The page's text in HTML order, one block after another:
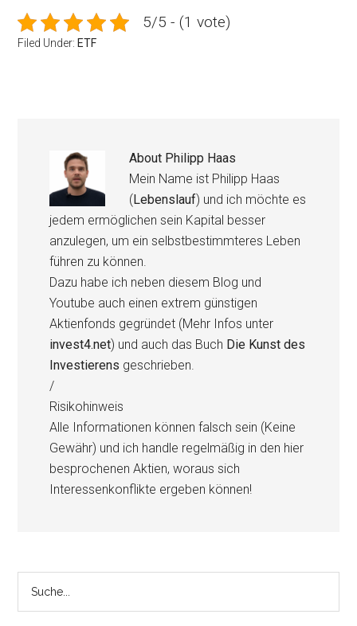
5/5 - (1 vote)
Filed Under: ETF
About Philipp Haas
Mein Name ist Philipp Haas
(Lebenslauf) und ich möchte es
jedem ermöglichen sein Kapital besser
anzulegen, um ein selbstbestimmteres Leben
führen zu können.
Dazu habe ich neben diesem Blog und
Youtube auch einen extrem günstigen
Aktienfonds gegründet (Mehr Infos unter
invest4.net) und auch das Buch Die Kunst des
Investierens geschrieben.
/
Risikohinweis
Alle Informationen können falsch sein (Keine
Gewähr) und ich handle regelmäßig in den hier
besprochenen Aktien, woraus sich
Interessenkonflikte ergeben können!